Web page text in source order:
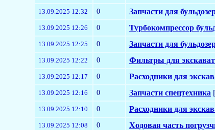
13.09.2025 12:32 0 Запчасти для
13.09.2025 12:26 0 Турбокомпрессор
13.09.2025 12:25 0 Запчасти для
13.09.2025 12:22 0 Фильтры для
13.09.2025 12:17 0 Расходники для
13.09.2025 12:16 0 Запчасти спецтехника
13.09.2025 12:10 0 Расходники для
13.09.2025 12:08 0 Ходовая часть